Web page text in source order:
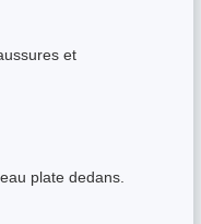
et
plate dedans.